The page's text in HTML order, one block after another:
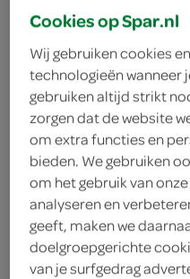
Let op: aanbiedingen
producten, maar
verwerkt in de
chips
filter (2)
Cookies op Spar.nl
Wij gebruiken cookies
technologieën wanneer
gebruiken altijd strikt
zorgen dat de website
om extra functies en
bieden. We gebruiken
om het gebruik van
analyseren en
geeft, maken we
doelgroepgerichte
van je surfgedrag